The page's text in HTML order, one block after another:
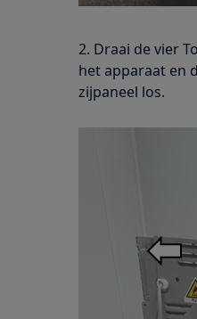
2. Draai de vier
het apparaat en
zijpaneel los.